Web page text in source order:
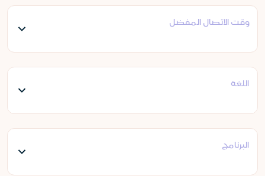
وقت الاتصال المفضل
اللغة
البرنامج